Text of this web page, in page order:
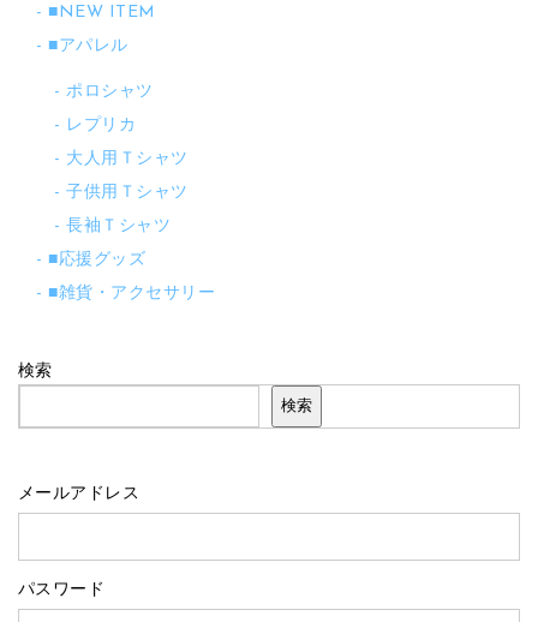
■NEW ITEM
■アパレル
ポロシャツ
レプリカ
大人用Ｔシャツ
子供用Ｔシャツ
長袖Ｔシャツ
■応援グッズ
■雑貨・アクセサリー
検索
検索
メールアドレス
パスワード